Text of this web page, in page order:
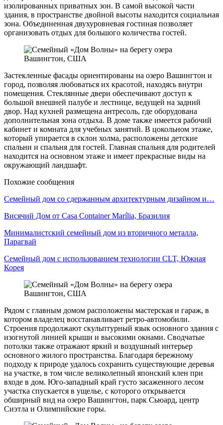
изолированных приватных зон. В самой высокой части
здания, в пространстве двойной высоты находится социальная
зона. Объединенная двухуровневая гостиная позволяет
организовать отдых для большого количества гостей.
Застекленные фасады ориентированы на озеро Вашингтон и
город, позволяя любоваться их красотой, находясь внутри
помещения. Стеклянные двери обеспечивают доступ к
большой внешней палубе и лестнице, ведущей на задний
двор. Над кухней размещена антресоль, где оборудована
дополнительная зона отдыха. В доме также имеется рабочий
кабинет и комната для учебных занятий. В цокольном этаже,
который упирается в склон холма, расположены детские
спальни и спальня для гостей. Главная спальня для родителей
находится на основном этаже и имеет прекрасные виды на
окружающий ландшафт.
Похожие сообщения
Семейный дом со сдержанным архитектурным дизайном и…
Висячий Дом от Casa Container Marília, Бразилия
Минималистский семейный дом из вторичного металла,
Парагвай
Семейный дом с использованием технологии CLT, Южная
Корея
Рядом с главным домом расположены мастерская и гараж, в
котором владелец восстанавливает ретро-автомобили.
Строения продолжают скульптурный язык основного здания с
изогнутой линией крыши и высокими окнами. Сводчатые
потолки также отражают яркий и воздушный интерьер
основного жилого пространства. Благодаря бережному
подходу к природе удалось сохранить существующие деревья
на участке, в том числе великолепный японский клен при
входе в дом. Юго-западный край густо засаженного лесом
участка спускается в ущелье, с которого открывается
обширный вид на озеро Вашингтон, парк Сьюард, центр
Сиэтла и Олимпийские горы.